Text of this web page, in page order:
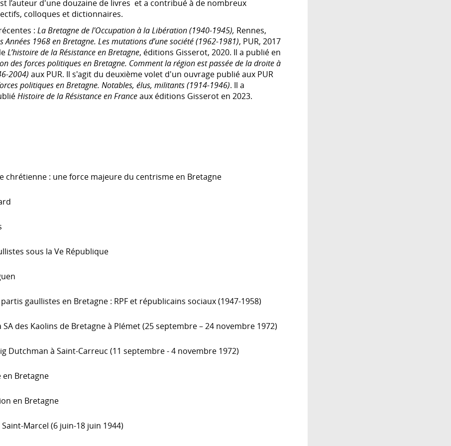
l’auteur d'une douzaine de livres et a contribué à de nombreux
colloques et dictionnaires.
: La Bretagne de l'Occupation à la Libération (1940-1945), Rennes,
Années 1968 en Bretagne. Les mutations d’une société (1962-1981), PUR, 2017
L’histoire de la Résistance en Bretagne, éditions Gisserot, 2020. Il a publié en
des forces politiques en Bretagne. Comment la région est passée de la droite à
2004) aux PUR. Il s'agit du deuxième volet d'un ouvrage publié aux PUR
politiques en Bretagne. Notables, élus, militants (1914-1946). Il a
Histoire de la Résistance en Franceaux éditions Gisserot en 2023.
chrétienne : une force majeure du centrisme en Bretagne
sous la Ve République
gaullistes en Bretagne : RPF et républicains sociaux (1947-1958)
SA des Kaolins de Bretagne à Plémet (25 septembre – 24 novembre 1972)
Dutchman à Saint-Carreuc (11 septembre - 4 novembre 1972)
en Bretagne
en Bretagne
Marcel (6 juin-18 juin 1944)